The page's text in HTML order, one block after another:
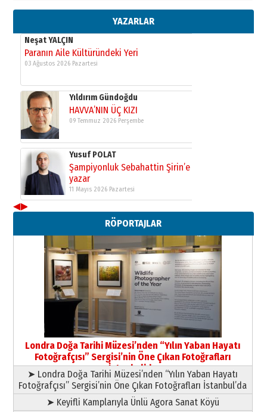
YAZARLAR
Yusuf POLAT
Şampiyonluk Sebahattin Şirin’e
yazar
11 Mayıs 2026 Pazartesi
Paranın Aile Kültüründeki Yeri
03 Ağustos 2026 Pazartesi
HAVVA’NIN ÜÇ KIZI
Yusuf POLAT
◀▶
RÖPORTAJLAR
Londra Doğa Tarihi Müzesi’nden “Yılın Yaban Hayatı
Fotoğrafçısı” Sergisi’nin Öne Çıkan Fotoğrafları
İstanbul’da
➤ Londra Doğa Tarihi Müzesi’nden “Yılın Yaban Hayatı
Fotoğrafçısı” Sergisi’nin Öne Çıkan Fotoğrafları İstanbul’da
➤ Keyifli Kamplarıyla Ünlü Agora Sanat Köyü